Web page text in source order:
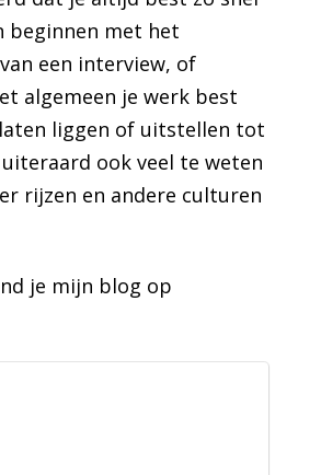
beginnen met het
een interview, of
algemeen je werk best
liggen of uitstellen tot
ook veel te weten
rijzen en andere culturen
je mijn blog op